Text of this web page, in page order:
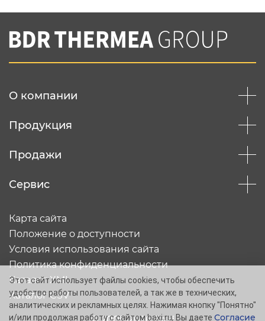
Вы соглашаетесь с нашей политикой
конфеденциальности
О компании
Продукция
Продажи
Сервис
Карта сайта
Положение о доступности
Условия использования сайта
Политика конфиденциальности
Каталог XML
Каталог CSV
Этот сайт использует файлы cookies, чтобы обеспечить
удобство работы пользователей, а так же в технических,
аналитических и рекламных целях. Нажимая кнопку "Понятно"
и/или продолжая работу с сайтом baxi.ru, Вы даете Согласие